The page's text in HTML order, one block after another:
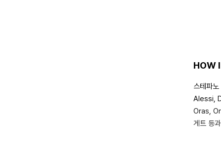
HOW
스테파
Alessi,
Oras,
게트 등